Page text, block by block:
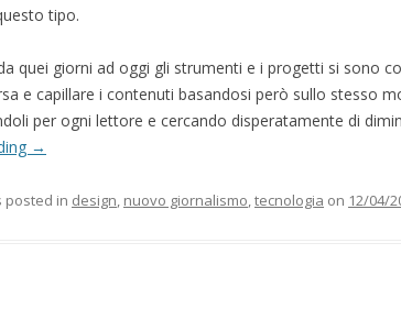
tipo.
quei giorni ad oggi gli strumenti e i progetti si sono
e capillare i contenuti basandosi però sullo stesso
per ogni lettore e cercando disperatamente di
→
posted in design, nuovo giornalismo,tecnologia on 12/04/